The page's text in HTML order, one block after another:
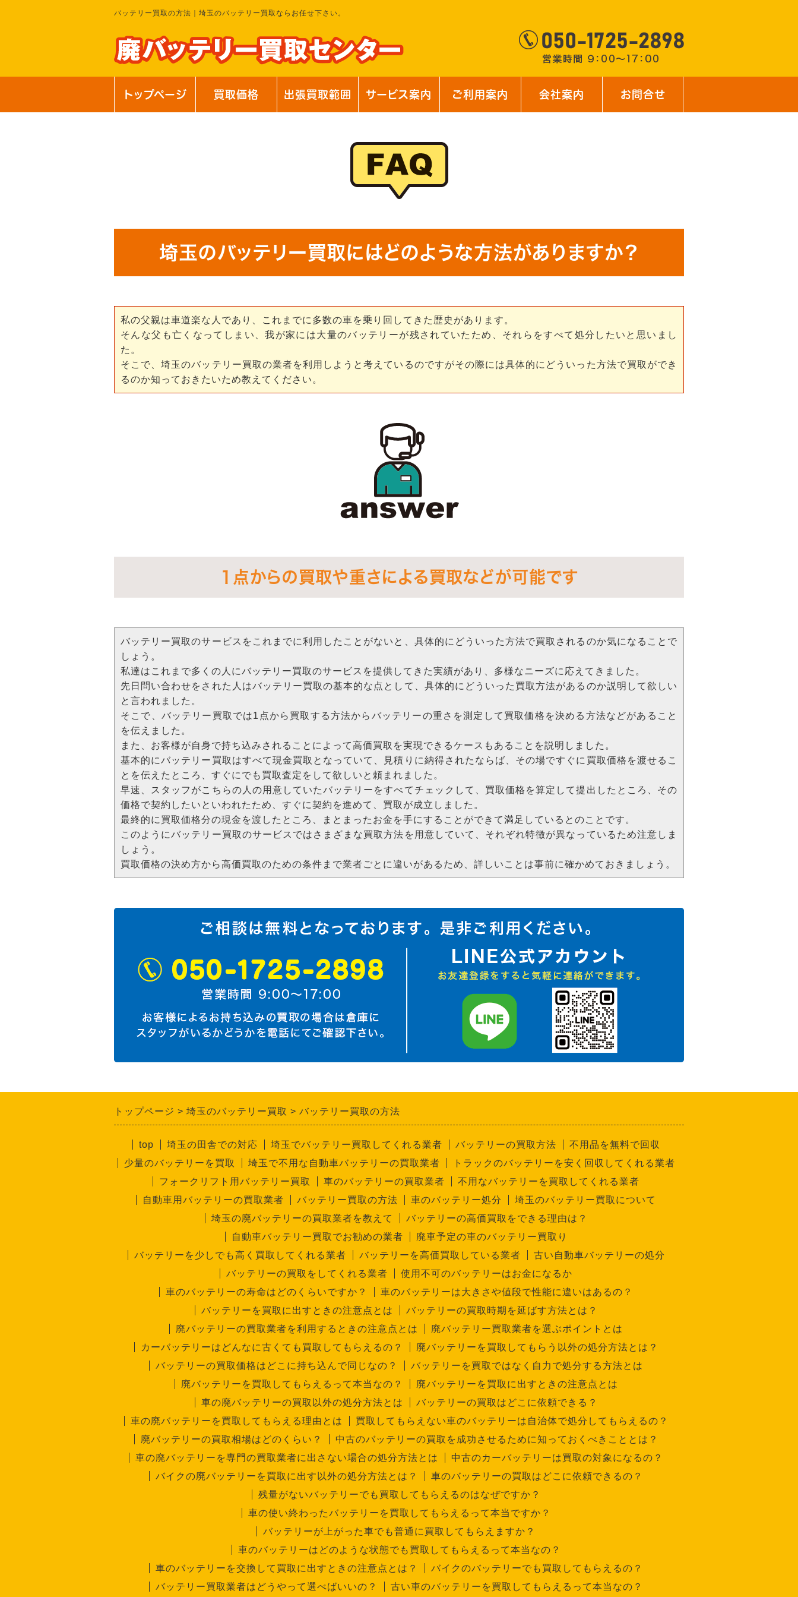
バッテリー買取の方法｜埼玉のバッテリー買取ならお任せ下さい。
トップページ 買取価格 出張買取範囲 サービス案内 ご利用案内 会社案内 お問合せ
埼玉のバッテリー買取にはどのような方法がありますか？
私の父親は車道楽な人であり、これまでに多数の車を乗り回してきた歴史があります。
そんな父も亡くなってしまい、我が家には大量のバッテリーが残されていたため、それらをすべて処分したいと思いまし
た。
そこで、埼玉のバッテリー買取の業者を利用しようと考えているのですがその際には具体的にどういった方法で買取ができ
るのか知っておきたいため教えてください。
1点からの買取や重さによる買取などが可能です
バッテリー買取のサービスをこれまでに利用したことがないと、具体的にどういった方法で買取されるのか気になることで
しょう。
私達はこれまで多くの人にバッテリー買取のサービスを提供してきた実績があり、多様なニーズに応えてきました。
先日問い合わせをされた人はバッテリー買取の基本的な点として、具体的にどういった買取方法があるのか説明して欲しい
と言われました。
そこで、バッテリー買取では1点から買取する方法からバッテリーの重さを測定して買取価格を決める方法などがあること
を伝えました。
また、お客様が自身で持ち込みされることによって高価買取を実現できるケースもあることを説明しました。
基本的にバッテリー買取はすべて現金買取となっていて、見積りに納得されたならば、その場ですぐに買取価格を渡せるこ
とを伝えたところ、すぐにでも買取査定をして欲しいと頼まれました。
早速、スタッフがこちらの人の用意していたバッテリーをすべてチェックして、買取価格を算定して提出したところ、その
価格で契約したいといわれたため、すぐに契約を進めて、買取が成立しました。
最終的に買取価格分の現金を渡したところ、まとまったお金を手にすることができて満足しているとのことです。
このようにバッテリー買取のサービスではさまざまな買取方法を用意していて、それぞれ特徴が異なっているため注意しま
しょう。
買取価格の決め方から高価買取のための条件まで業者ごとに違いがあるため、詳しいことは事前に確かめておきましょう。
トップページ 埼玉のバッテリー買取 バッテリー買取の方法
top 埼玉の田舎での対応 埼玉でバッテリー買取してくれる業者 バッテリーの買取方法
不用品を無料で回収
少量のバッテリーを買取
埼玉で不用な自動車バッテリーの買取業者
トラックのバッテリーを安く回収してくれる業者
フォークリフト用バッテリー買取
車のバッテリーの買取業者
不用なバッテリーを買取してくれる業者
自動車用バッテリーの買取業者
バッテリー買取の方法 車のバッテリー処分
埼玉のバッテリー買取について
埼玉の廃バッテリーの買取業者を教えて
バッテリーの高価買取をできる理由は？
自動車バッテリー買取でお勧めの業者
廃車予定の車のバッテリー買取り
バッテリーを少しでも高く買取してくれる業者
バッテリーを高価買取している業者
古い自動車バッテリーの処分
バッテリーの買取をしてくれる業者
使用不可のバッテリーはお金になるか
車のバッテリーの寿命はどのくらいですか？
車のバッテリーは大きさや値段で性能に違いはあるの？
バッテリーを買取に出すときの注意点とは
バッテリーの買取時期を延ばす方法とは？
廃バッテリーの買取業者を利用するときの注意点とは
廃バッテリー買取業者を選ぶポイントとは
カーバッテリーはどんなに古くても買取してもらえるの？
廃バッテリーを買取してもらう以外の処分方法とは？
バッテリーの買取価格はどこに持ち込んで同じなの？
バッテリーを買取ではなく自力で処分する方法とは
廃バッテリーを買取してもらえるって本当なの？
廃バッテリーを買取に出すときの注意点とは
車の廃バッテリーの買取以外の処分方法とは
バッテリーの買取はどこに依頼できる？
車の廃バッテリーを買取してもらえる理由とは
買取してもらえない車のバッテリーは自治体で処分してもらえるの？
廃バッテリーの買取相場はどのくらい？
中古のバッテリーの買取を成功させるために知っておくべきこととは？
車の廃バッテリーを専門の買取業者に出さない場合の処分方法とは
中古のカーバッテリーは買取の対象になるの？
バイクの廃バッテリーを買取に出す以外の処分方法とは？
車のバッテリーの買取はどこに依頼できるの？
残量がないバッテリーでも買取してもらえるのはなぜですか？
車の使い終わったバッテリーを買取してもらえるって本当ですか？
バッテリーが上がった車でも普通に買取してもらえますか？
車のバッテリーはどのような状態でも買取してもらえるって本当なの？
車のバッテリーを交換して買取に出すときの注意点とは？
バイクのバッテリーでも買取してもらえるの？
バッテリー買取業者はどうやって選べばいいの？
古い車のバッテリーを買取してもらえるって本当なの？